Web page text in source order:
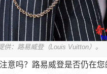
供：路易威登（Louis Vuitton）。
意吗？路易威登是否仍在您